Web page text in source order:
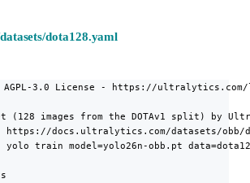
dota128.yaml
3.0 License - https://ultralytics.com/
(128 images from the DOTAv1 split) by
https://docs.ultralytics.com/datasets/obb/
yolo train model=yolo26n-obb.pt